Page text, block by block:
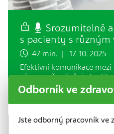
Srozumitelně
s pacienty s
47 min. | 17. 10. 2025
Efektivní komunikace
významně ovlivňuje
výsledky léčby. Tento
Odborník ve
Jste odborný pracovník ve